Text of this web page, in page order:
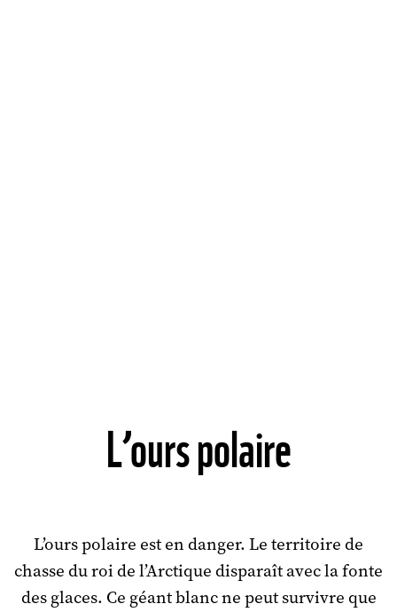
L’ours polaire
L’ours polaire est en danger. Le territoire de
chasse du roi de l’Arctique disparaît avec la fonte
des glaces. Ce géant blanc ne peut survivre que